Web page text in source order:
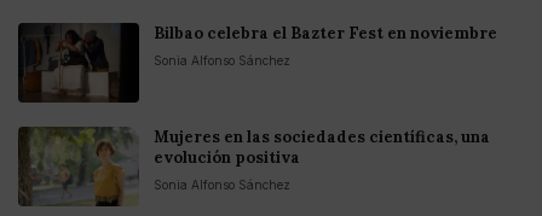
Bilbao celebra el Bazter Fest en noviembre
Sonia Alfonso Sánchez
Mujeres en las sociedades científicas, una
evolución positiva
Sonia Alfonso Sánchez